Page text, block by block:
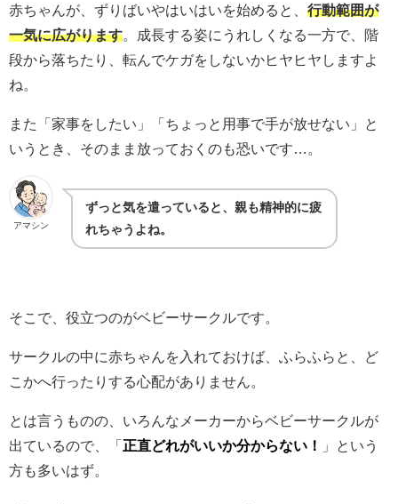
赤ちゃんが、ずりばいやはいはいを始めると、 行動範囲が
一気に広がります 。成長する姿にうれしくなる一方で、階
段から落ちたり、転んでケガをしないかヒヤヒヤしますよ
ね。
また「家事をしたい」「ちょっと用事で手が放せない」と
いうとき、そのまま放っておくのも恐いです…。
アマシン
ずっと気を遣っていると、親も精神的に疲
れちゃうよね。
そこで、役立つのがベビーサークルです。
サークルの中に赤ちゃんを入れておけば、ふらふらと、ど
こかへ行ったりする心配がありません。
とは言うものの、いろんなメーカーからベビーサークルが
出ているので、「 正直どれがいいか分からない！
」という
方も多いはず。